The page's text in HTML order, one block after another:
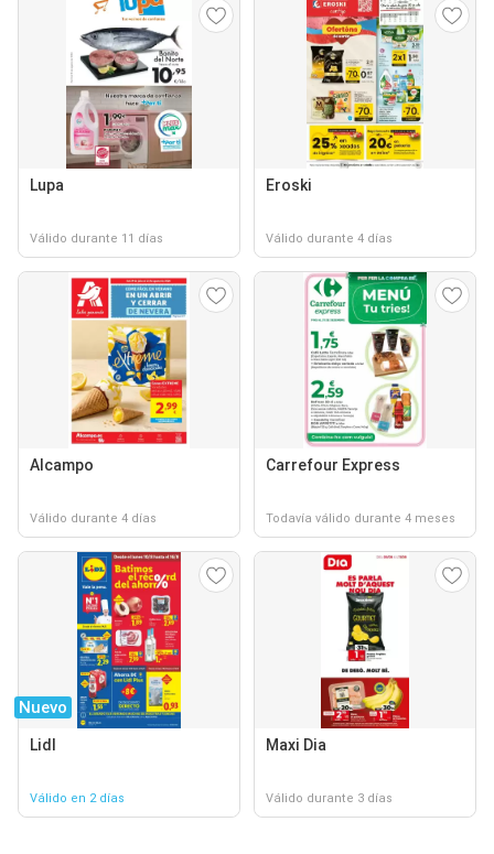
Lupa
Válido durante 11 días
Eroski
Válido durante 4 días
Alcampo
Válido durante 4 días
Carrefour Express
Todavía válido durante 4 meses
Nuevo
Lidl
Válido en 2 días
Maxi Dia
Válido durante 3 días